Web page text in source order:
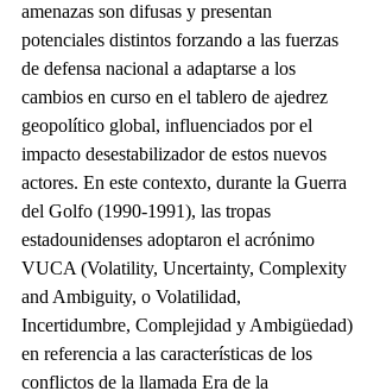
amenazas son difusas y presentan
potenciales distintos forzando a las fuerzas
de defensa nacional a adaptarse a los
cambios en curso en el tablero de ajedrez
geopolítico global, influenciados por el
impacto desestabilizador de estos nuevos
actores. En este contexto, durante la Guerra
del Golfo (1990-1991), las tropas
estadounidenses adoptaron el acrónimo
VUCA (Volatility, Uncertainty, Complexity
and Ambiguity, o Volatilidad,
Incertidumbre, Complejidad y Ambigüedad)
en referencia a las características de los
conflictos de la llamada Era de la